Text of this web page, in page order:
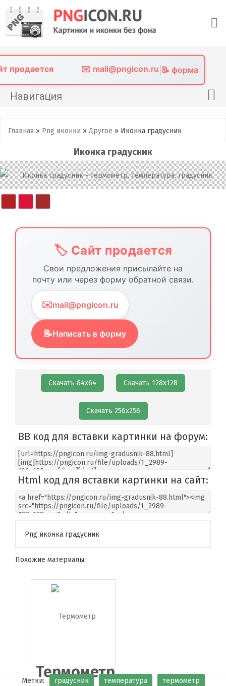
content
продается ✉️ mail@pngicon.ru 📝 форма
Навигация
Png иконки
Фото без фона
Главная » Png иконки » Другое » Иконка градусник
Иконка градусник
🏷️ Сайт продается
Свои предложения присылайте на
почту или через форму обратной связи.
✉️mail@pngicon.ru
📝Написать в форму
Скачать 64х64 Скачать 128х128
Скачать 256х256
BB код для вставки картинки на форум:
Html код для вставки картинки на сайт:
Png иконка градусник
Похожие материалы :
Термометр
Метки: градусник температура термометр